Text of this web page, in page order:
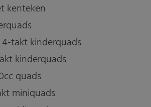
kenteken
4-takt kinderquads
kinderquads
quads
miniquads